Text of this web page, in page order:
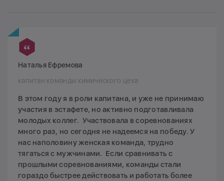
Наталья Ефремова
капитан команды химического цеха
В этом году я в роли капитана, и уже не принимаю
участия в эстафете, но активно подготавливала
молодых коллег. Участвовала в соревнованиях
много раз, но сегодня не надеемся на победу. У
нас наполовину женская команда, трудно
тягаться с мужчинами. Если сравнивать с
прошлыми соревнованиями, команды стали
гораздо быстрее действовать и работать более